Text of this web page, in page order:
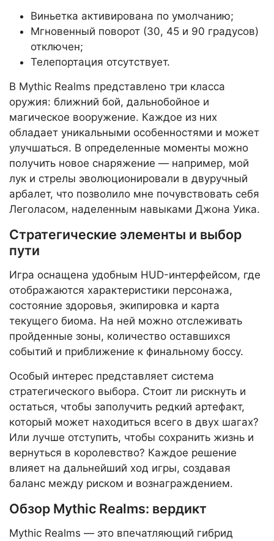
Виньетка активирована по умолчанию;
Мгновенный поворот (30, 45 и 90 градусов)
отключен;
Телепортация отсутствует.
В Mythic Realms представлено три класса
оружия: ближний бой, дальнобойное и
магическое вооружение. Каждое из них
обладает уникальными особенностями и может
улучшаться. В определенные моменты можно
получить новое снаряжение — например, мой
лук и стрелы эволюционировали в двуручный
арбалет, что позволило мне почувствовать себя
Леголасом, наделенным навыками Джона Уика.
Стратегические элементы и выбор
пути
Игра оснащена удобным HUD-интерфейсом, где
отображаются характеристики персонажа,
состояние здоровья, экипировка и карта
текущего биома. На ней можно отслеживать
пройденные зоны, количество оставшихся
событий и приближение к финальному боссу.
Особый интерес представляет система
стратегического выбора. Стоит ли рискнуть и
остаться, чтобы заполучить редкий артефакт,
который может находиться всего в двух шагах?
Или лучше отступить, чтобы сохранить жизнь и
вернуться в королевство? Каждое решение
влияет на дальнейший ход игры, создавая
баланс между риском и вознаграждением.
Обзор Mythic Realms: вердикт
Mythic Realms — это впечатляющий гибрид